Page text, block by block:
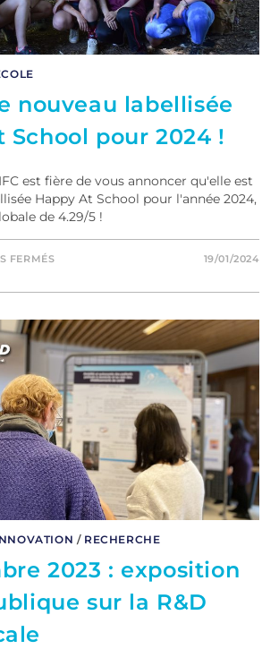
nouveau labellisée
School pour 2024 !
est fière de vous annoncer qu'elle est
Happy At School pour l'année 2024,
de 4.29/5 !
FERMÉS 19/01/2024
/ RECHERCHE
2023 : exposition
sur la R&D